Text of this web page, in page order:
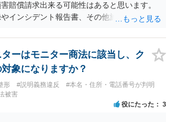
賠償請求出来る可能性はあると思います。
インシデント報告書、その他施設内で作成
記録等を調査してみなければ、裁判で勝て
では判断できません。これはどの介護事
す。 一度弁護士にご相談の上、まずは調査
良いと思います。
ーはモニター商法に該当し、ク
象になりますか？
形 #説明義務違反
#本名・住所・電話番号が判明
被害
役にたった 3